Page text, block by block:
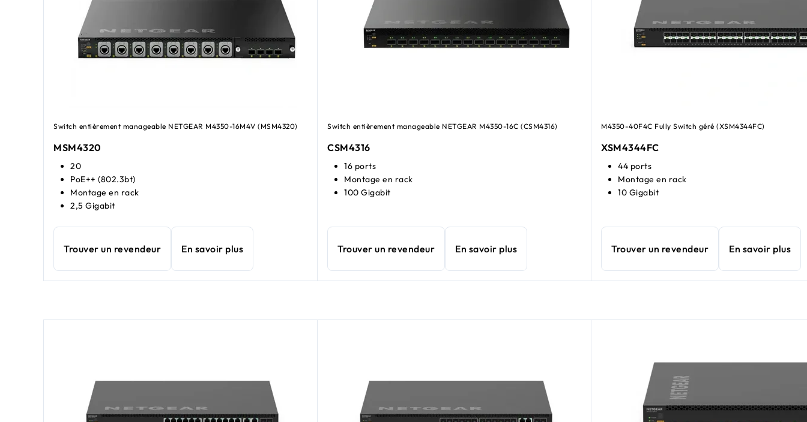
Switch entièrement manageable NETGEAR M4350-16M4V (MSM4320)
MSM4320
20
PoE++ (802.3bt)
Montage en rack
2,5 Gigabit
Trouver un revendeur En savoir plus
Switch entièrement manageable NETGEAR M4350-16C (CSM4316)
CSM4316
16 ports
Montage en rack
100 Gigabit
Trouver un revendeur En savoir plus
M4350-40F4C Fully Switch géré (XSM4344FC)
XSM4344FC
44 ports
Montage en rack
10 Gigabit
Trouver un revendeur En savoir plus